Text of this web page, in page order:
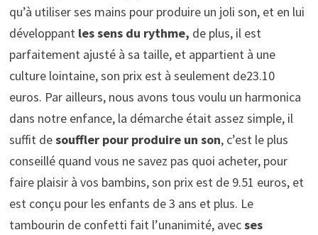
qu’à utiliser ses mains pour produire un joli son, et en lui
développantles sens du rythme, de plus, il est
parfaitement ajusté à sa taille, et appartient à une
culture lointaine, son prix est à seulement de23.10
euros. Par ailleurs, nous avons tous voulu un harmonica
dans notre enfance, la démarche était assez simple, il
suffit desouffler pour produire un son, c’est le plus
conseillé quand vous ne savez pas quoi acheter, pour
faire plaisir à vos bambins, son prix est de 9.51 euros, et
est conçu pour les enfants de 3 ans et plus. Le
tambourin de confetti fait l’unanimité, avecses